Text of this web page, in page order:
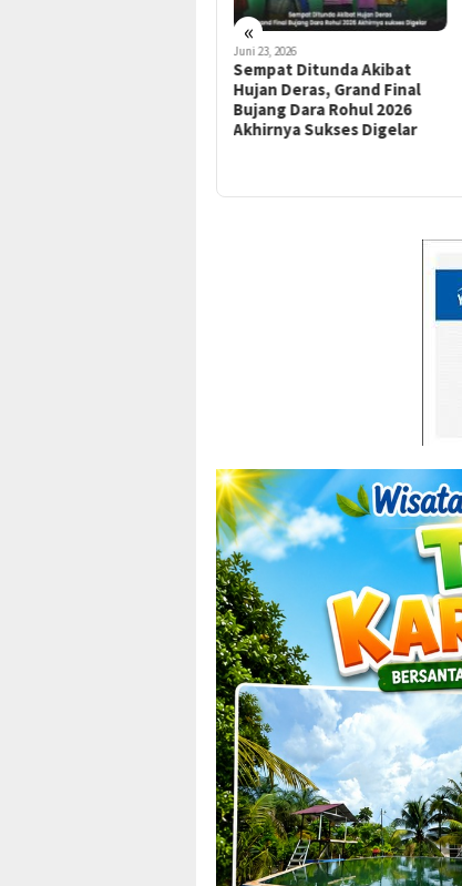
«
Juni 23, 2026
Sempat Ditunda Akibat
Hujan Deras, Grand Final
Bujang Dara Rohul 2026
Akhirnya Sukses Digelar